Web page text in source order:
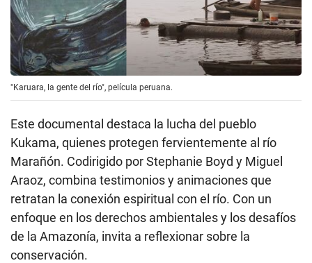
"Karuara, la gente del río", película peruana.
Este documental destaca la lucha del pueblo
Kukama, quienes protegen fervientemente al río
Marañón. Codirigido por Stephanie Boyd y Miguel
Araoz, combina testimonios y animaciones que
retratan la conexión espiritual con el río. Con un
enfoque en los derechos ambientales y los desafíos
de la Amazonía, invita a reflexionar sobre la
conservación.